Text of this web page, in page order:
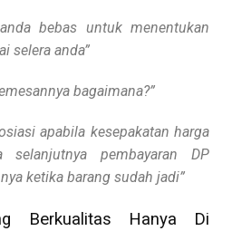
bebas untuk menentukan
selera anda”
bagaimana?”
apabila kesepakatan harga
selanjutnya pembayaran DP
ketika barang sudah jadi”
Berkualitas Hanya Di